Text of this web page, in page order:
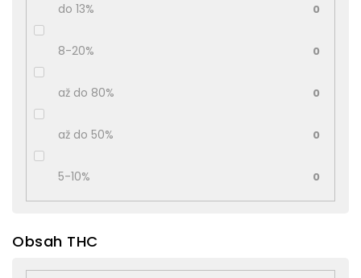
do 13% 0
8-20% 0
až do 80% 0
až do 50% 0
5-10% 0
Obsah THC